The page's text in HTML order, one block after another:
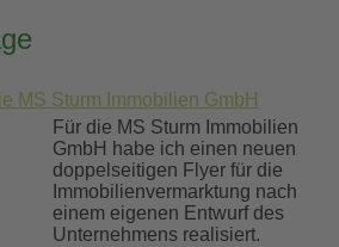
MS Sturm Immobilien GmbH
Für die MS Sturm Immobilien
GmbH habe ich einen neuen
doppelseitigen Flyer für die
Immobilienvermarktung nach
einem eigenen Entwurf des
Unternehmens realisiert.